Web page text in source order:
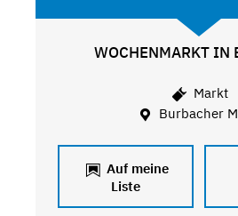
WOCHENMARKT IN
Markt
Burbacher
Auf meine
Liste